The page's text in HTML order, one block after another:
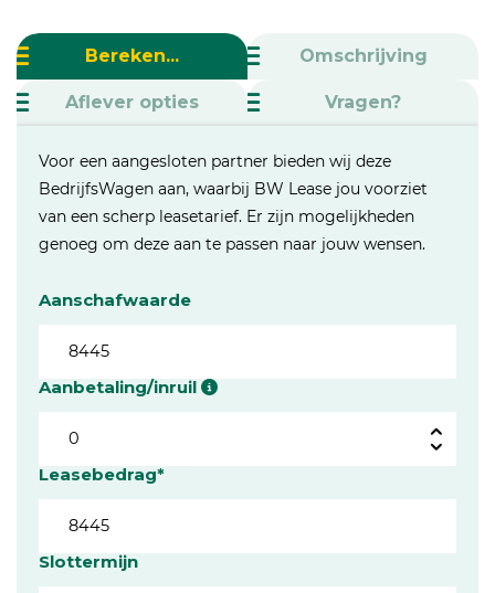
Bereken... Omschrijving
Aflever opties Vragen?
Voor een aangesloten partner bieden wij deze
BedrijfsWagen aan, waarbij BW Lease jou voorziet
van een scherp leasetarief. Er zijn mogelijkheden
genoeg om deze aan te passen naar jouw wensen.
Aanschafwaarde
Aanbetaling/inruil
Leasebedrag*
Slottermijn